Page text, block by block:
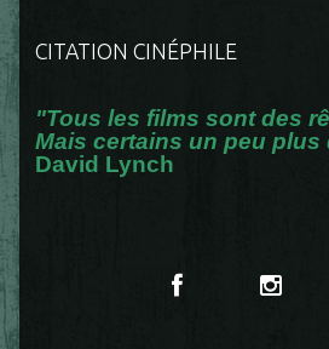
CITATION CINÉPHILE
"Tous les films sont des
Mais certains un peu plus
David Lynch